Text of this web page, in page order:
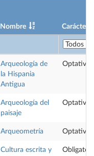
Nombre Carácter
Arqueología de
la Hispania
Antigua
Optativa
Arqueología del
paisaje
Optativa
Arqueometría Optativa
Cultura escrita y